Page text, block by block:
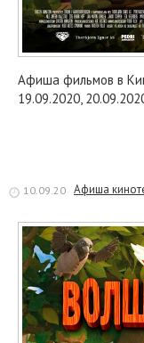
Афиша фильмов в
19.09.2020,
10.09.20 Афиша